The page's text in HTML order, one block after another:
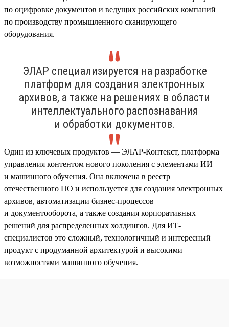
по оцифровке документов и ведущих российских компаний
по производству промышленного сканирующего
оборудования.
ЭЛАР специализируется на разработке
платформ для создания электронных
архивов, а также на решениях в области
интеллектуального распознавания
и обработки документов.
Один из ключевых продуктов — ЭЛАР-Контекст, платформа
управления контентом нового поколения с элементами ИИ
и машинного обучения. Она включена в реестр
отечественного ПО и используется для создания электронных
архивов, автоматизации бизнес-процессов
и документооборота, а также создания корпоративных
решений для распределенных холдингов. Для ИТ-
специалистов это сложный, технологичный и интересный
продукт с продуманной архитектурой и высокими
возможностями машинного обучения.